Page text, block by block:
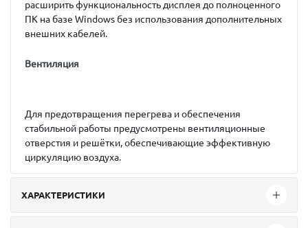
расширить функциональность дисплея до полноценного
ПК на базе Windows без использования дополнительных
внешних кабелей.
Вентиляция
Для предотвращения перегрева и обеспечения
стабильной работы предусмотрены вентиляционные
отверстия и решётки, обеспечивающие эффективную
циркуляцию воздуха.
ХАРАКТЕРИСТИКИ